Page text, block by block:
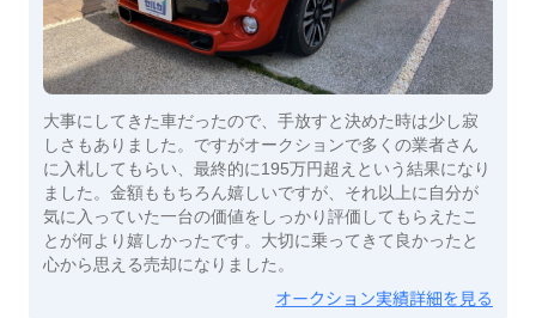
大事にしてきた車だったので、手放すと決めた時は少し寂
しさもありました。ですがオークションで多くの業者さん
に入札してもらい、最終的に195万円超えという結果になり
ました。金額ももちろん嬉しいですが、それ以上に自分が
気に入っていた一台の価値をしっかり評価してもらえたこ
とが何より嬉しかったです。大切に乗ってきて良かったと
心から思える売却になりました。
オークション実績詳細を見る